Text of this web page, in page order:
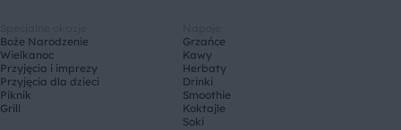
Boże Narodzenie
Wielkanoc
Przyjęcia i imprezy
Przyjęcia dla dzieci
Piknik
Grill
Grzańce
Kawy
Herbaty
Drinki
Smoothie
Koktajle
Soki